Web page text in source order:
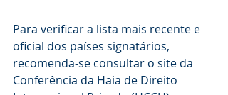
Para verificar a lista mais recente e
oficial dos países signatários,
recomenda-se consultar o site da
Conferência da Haia de Direito